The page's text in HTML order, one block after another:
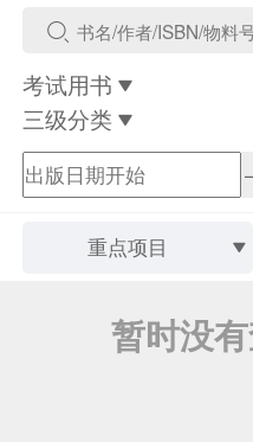
考试用书
三级分类
重点项目
暂时没